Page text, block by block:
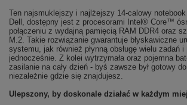
Ten najsmuklejszy i najlżejszy 14-calowy
Dell, dostępny jest z procesorami Intel® Core™
połączeniu z wydajną pamięcią RAM DDR4 oraz
M.2. Takie rozwiązanie gwarantuje błyskawiczne
systemu, jak również płynną obsługę wielu zadań i
jednocześnie. Z kolei wytrzymała oraz pojemna
zasilanie na cały dzień - byś zawsze był gotowy
niezależnie gdzie się znajdujesz.
Ulepszony, by doskonale działać w każdym